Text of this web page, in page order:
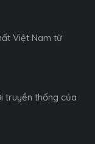
Việt Nam từ
truyền thống của